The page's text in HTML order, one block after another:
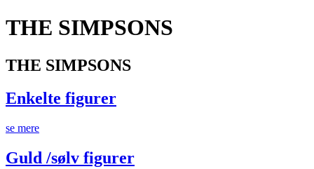
THE SIMPSONS
THE SIMPSONS
Enkelte figurer
se mere
Guld /sølv figurer